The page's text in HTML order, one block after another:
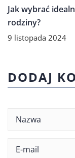
Jak wybrać
rodziny?
9 listopada 2024
DODAJ